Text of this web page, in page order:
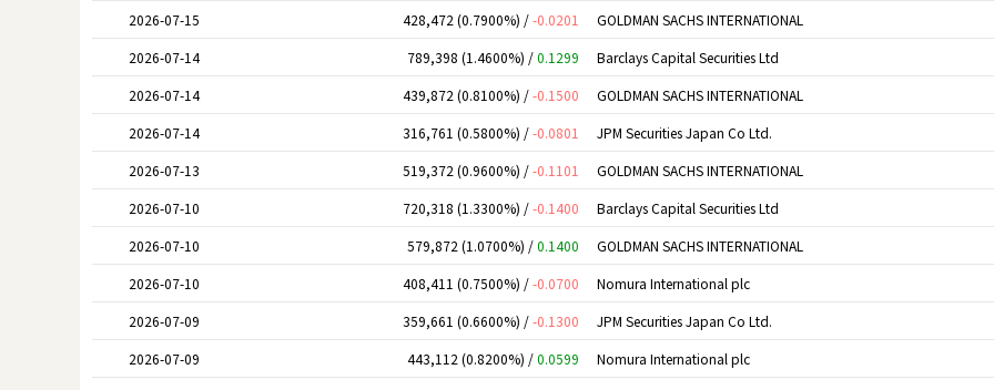
2026-07-15
428,472 (0.7900%) /-0.0201 GOLDMAN SACHS INTERNATIONAL
2026-07-14
789,398 (1.4600%) /0.1299 Barclays Capital Securities Ltd
2026-07-14
439,872 (0.8100%) /-0.1500 GOLDMAN SACHS INTERNATIONAL
2026-07-14
316,761 (0.5800%) /-0.0801 JPM Securities Japan Co Ltd.
2026-07-13
519,372 (0.9600%) /-0.1101 GOLDMAN SACHS INTERNATIONAL
2026-07-10
720,318 (1.3300%) /-0.1400 Barclays Capital Securities Ltd
2026-07-10
579,872 (1.0700%) /0.1400 GOLDMAN SACHS INTERNATIONAL
2026-07-10
408,411 (0.7500%) /-0.0700 Nomura International plc
2026-07-09
359,661 (0.6600%) /-0.1300 JPM Securities Japan Co Ltd.
2026-07-09
443,112 (0.8200%) /0.0599 Nomura International plc